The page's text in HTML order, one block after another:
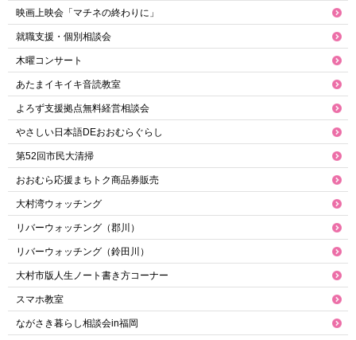
映画上映会「マチネの終わりに」
就職支援・個別相談会
木曜コンサート
あたまイキイキ音読教室
よろず支援拠点無料経営相談会
やさしい日本語DEおおむらぐらし
第52回市民大清掃
おおむら応援まちトク商品券販売
大村湾ウォッチング
リバーウォッチング（郡川）
リバーウォッチング（鈴田川）
大村市版人生ノート書き方コーナー
スマホ教室
ながさき暮らし相談会in福岡